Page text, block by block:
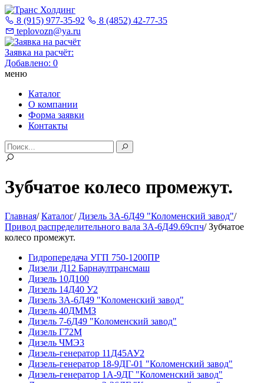
8 (915) 977-35-92
8 (4852) 42-77-35
teplovozn@ya.ru
Заявка на расчёт:
Добавлено: 0
меню
Каталог
О компании
Форма заявки
Контакты
Зубчатое колесо промежут.
Главная/ Каталог/ Дизель 3А-6Д49 "Коломенский завод"/
Привод распределительного вала 3А-6Д49.69спч/ Зубчатое
колесо промежут.
Гидропередача УГП 750-1200ПР
Дизели Д12 Барнаултрансмаш
Дизель 10Д100
Дизель 14Д40 У2
Дизель 3А-6Д49 "Коломенский завод"
Дизель 40ДММЗ
Дизель 7-6Д49 "Коломенский завод"
Дизель Г72М
Дизель ЧМЭ3
Дизель-генератор 11Д45АУ2
Дизель-генератор 18-9ДГ-01 "Коломенский завод"
Дизель-генератор 1А-9ДГ "Коломенский завод"